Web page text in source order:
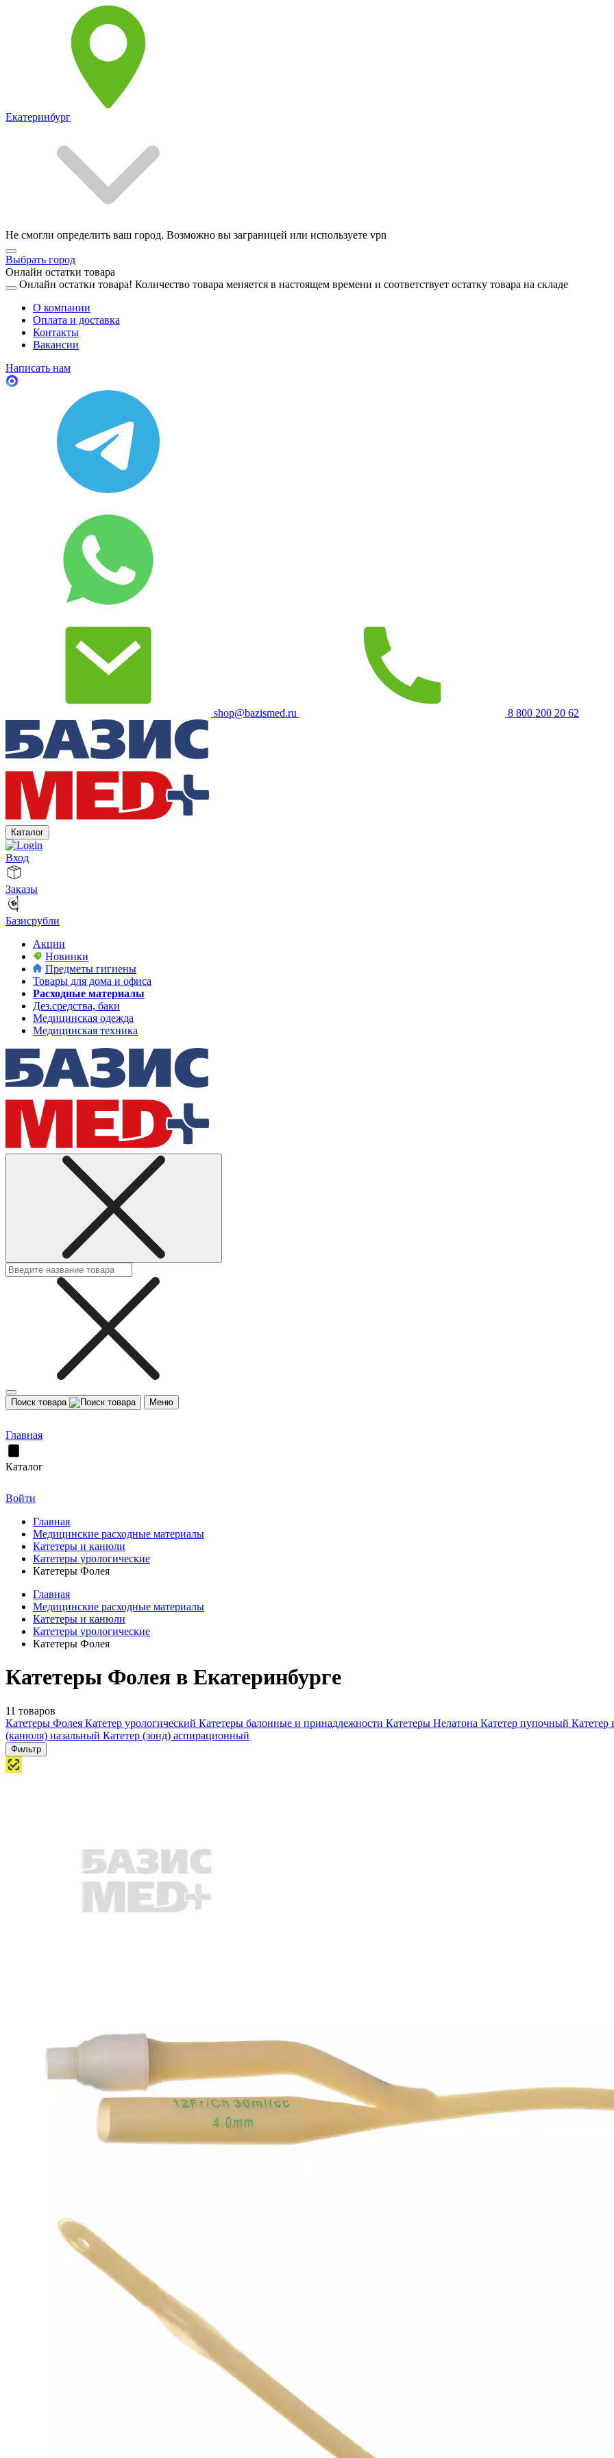
Екатеринбург
Не смогли определить ваш город. Возможно вы заграницей или используете vpn
Выбрать город
Онлайн остатки товара
Онлайн остатки товара! Количество товара меняется в настоящем времени и соответствует остатку товара на складе
О компании
Оплата и доставка
Контакты
Вакансии
Написать нам
shop@bazismed.ru 8 800 200 20 62
Каталог
Вход
Заказы
Базисрубли
Акции
Новинки
Предметы гигиены
Товары для дома и офиса
Расходные материалы
Дез.средства, баки
Медицинская одежда
Медицинская техника
Поиск товара Меню
Главная
Каталог
Войти
Главная
Медицинские расходные материалы
Катетеры и канюли
Катетеры урологические
Катетеры Фолея
Главная
Медицинские расходные материалы
Катетеры и канюли
Катетеры урологические
Катетеры Фолея
Катетеры Фолея в Екатеринбурге
11 товаров
Катетеры Фолея Катетер урологический Катетеры балонные и принадлежности Катетеры Нелатона Катетер пупочный Катетер
(канюля) назальный Катетер (зонд) аспирационный
Фильтр